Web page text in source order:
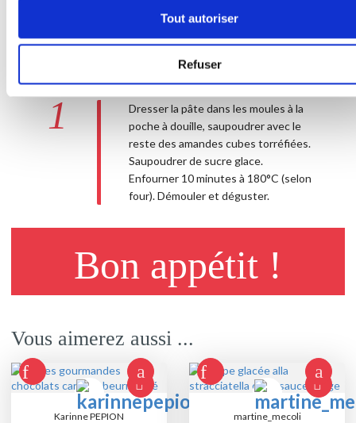
Tout autoriser
Refuser
1 étape
1
Dresser la pâte dans les moules à la
poche à douille, saupoudrer avec le
reste des amandes cubes torréfiées.
Saupoudrer de sucre glace.
Enfourner 10 minutes à 180°C (selon
four). Démouler et déguster.
Bon appétit !
Vous aimerez aussi ...
Karinne PEPION martine_mecoli